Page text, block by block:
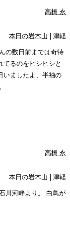
高橋 永
本日の岩木山 津軽
の数日前までは奇特
てるのをヒシヒシと
いましたよ、半袖の
高橋 永
本日の岩木山 津軽
川河畔より。 白鳥が